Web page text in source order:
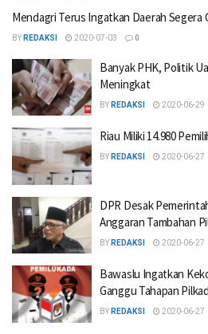
Mendagri Terus Ingatkan Daerah Segera
BY REDAKSI 2020-07-03 0
Banyak PHK, Politik
Meningkat
BY REDAKSI 2020-06-29
Riau Miliki 14.980
BY REDAKSI 2020-06-27
DPR Desak
Anggaran Tambahan
BY REDAKSI 2020-06-27
Bawaslu Ingatkan
Ganggu Tahapan
BY REDAKSI 2020-06-27